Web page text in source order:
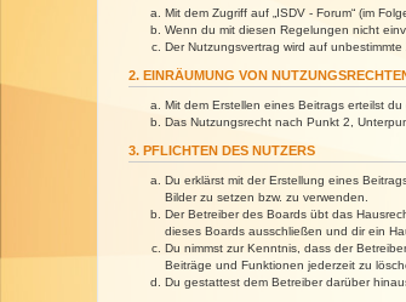
Mit dem Zugriff auf „ISDV - Forum“ (im
Wenn du mit diesen Regelungen nicht
Der Nutzungsvertrag wird auf
2. EINRÄUMUNG VON
Mit dem Erstellen eines Beitrags erteilst
Das Nutzungsrecht nach Punkt 2,
3. PFLICHTEN DES NUTZERS
Du erklärst mit der Erstellung eines
Bilder zu setzen bzw. zu verwenden.
Der Betreiber des Boards übt das
dieses Boards ausschließen und dir ein
Du nimmst zur Kenntnis, dass der
Beiträge und Funktionen jederzeit zu
Du gestattest dem Betreiber darüber